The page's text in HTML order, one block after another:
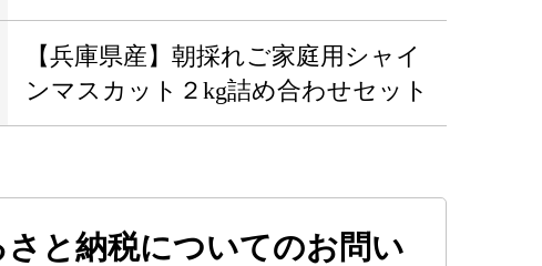
【兵庫県産】朝採れご家庭用シャイ
ンマスカット２kg詰め合わせセット
と納税についてのお問い